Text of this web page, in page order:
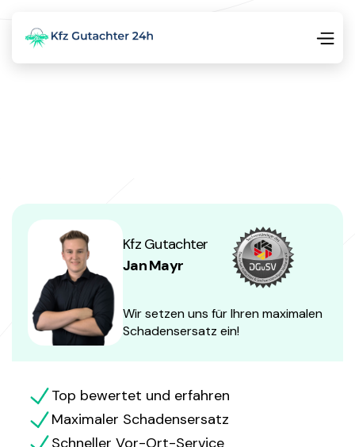
Kfz Gutachter
Jan Mayr
Wir setzen uns für Ihren maximalen
Schadensersatz ein!
Top bewertet und erfahren
Maximaler Schadensersatz
Schneller Vor-Ort-Service